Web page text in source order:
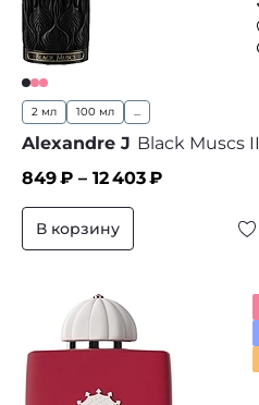
2 мл 100 мл ...
Alexandre J Black Muscs II
849₽ – 12 403₽
В корзину